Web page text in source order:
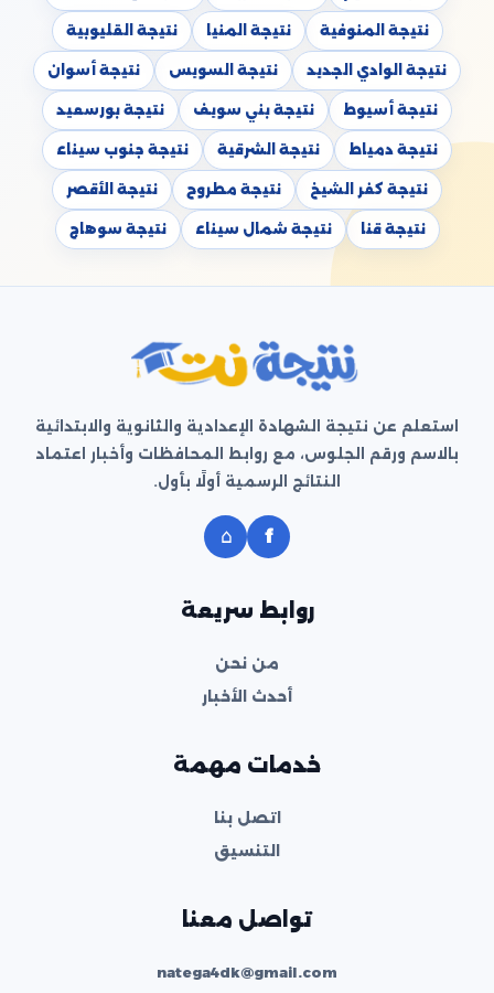
نتيجة المنوفية نتيجة المنيا نتيجة القليوبية
نتيجة الوادي الجديد نتيجة السويس نتيجة أسوان
نتيجة أسيوط نتيجة بني سويف نتيجة بورسعيد
نتيجة دمياط نتيجة الشرقية نتيجة جنوب سيناء
نتيجة كفر الشيخ نتيجة مطروح نتيجة الأقصر
نتيجة قنا نتيجة شمال سيناء نتيجة سوهاج
استعلم عن نتيجة الشهادة الإعدادية والثانوية والابتدائية
بالاسم ورقم الجلوس، مع روابط المحافظات وأخبار اعتماد
النتائج الرسمية أولًا بأول.
f
⌂
روابط سريعة
من نحن
أحدث الأخبار
خدمات مهمة
اتصل بنا
التنسيق
تواصل معنا
natega4dk@gmail.com